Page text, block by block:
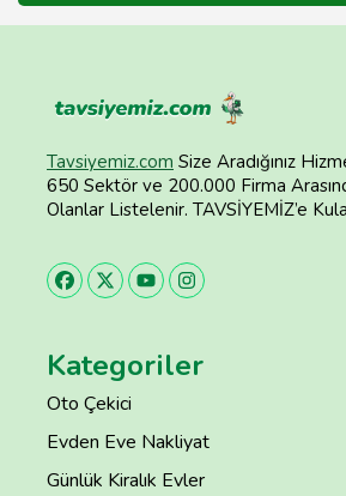
Tavsiyemiz.com Size Aradığınız
650 Sektör ve 200.000 Firma
Olanlar Listelenir. TAVSİYEMİZ’e
Kategoriler
Oto Çekici
Evden Eve Nakliyat
Günlük Kiralık Evler